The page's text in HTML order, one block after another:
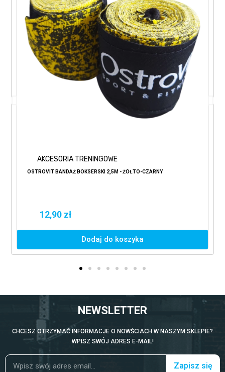
AKCESORIA TRENINGOWE
OSTROVIT BANDAŻ BOKSERSKI 2,5M - ŻÓŁTO-CZARNY
12,90 zł
Dodaj do koszyka
NEWSLETTER
CHCESZ OTRZYMAĆ INFORMACJE O NOWŚCIACH W NASZYM SKLEPIE?
WPISZ SWÓJ ADRES E-MAIL!
Zapisz się